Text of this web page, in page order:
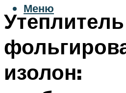
Меню
Утеплитель
изолон: